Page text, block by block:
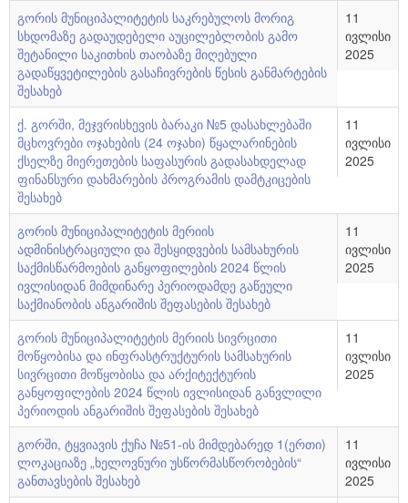
გორის მუნიციპალიტეტის საკრებულოს მორიგ
სხდომაზე გადაუდებელი აუცილებლობის გამო
შეტანილი საკითხის თაობაზე მიღებული
გადაწყვეტილების გასაჩივრების წესის განმარტების
შესახებ
11
ივლისი
2025
ქ. გორში, მეჯვრისხევის ბარაკი №5 დასახლებაში
მცხოვრები ოჯახების (24 ოჯახი) წყალარინების
ქსელზე მიერეთების საფასურის გადასახდელად
ფინანსური დახმარების პროგრამის დამტკიცების
შესახებ
11
ივლისი
2025
გორის მუნიციპალიტეტის მერიის
ადმინისტრაციული და შესყიდვების სამსახურის
საქმისწარმოების განყოფილების 2024 წლის
ივლისიდან მიმდინარე პერიოდამდე გაწეული
საქმიანობის ანგარიშის შეფასების შესახებ
11
ივლისი
2025
გორის მუნიციპალიტეტის მერიის სივრცითი
მოწყობისა და ინფრასტრუქტურის სამსახურის
სივრცითი მოწყობისა და არქიტექტურის
განყოფილების 2024 წლის ივლისიდან განვლილი
პერიოდის ანგარიშის შეფასების შესახებ
11
ივლისი
2025
გორში, ტყვიავის ქუჩა №51-ის მიმდებარედ 1(ერთი)
ლოკაციაზე „ხელოვნური უსწორმასწორობების“
განთავსების შესახებ
11
ივლისი
2025
საკრებულოს აპარატი
გენდერული საბჭო
სამუშაო ჯგუფები
2021 - 2025 წლის საკრებულოს წევრები
ბიუჯეტი
მუნიციპალიტეტის სიმბოლიკა
საშტატო ნუსხა და თანამდებობრივი სარგო
რეგლამენტი
საჯარო ინფორმაციის პროაქტიულად გამოქვეყნების
წესი
ელექტრონული საქმის წარმოების წესი
საკრებულოს სამუშაო გეგმები